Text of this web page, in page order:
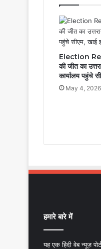
Election
की जीत का
कार्यालय पहुंचे
May 4, 2026
हमारे बारे में
यह एक हिंदी वेब न्यूज़